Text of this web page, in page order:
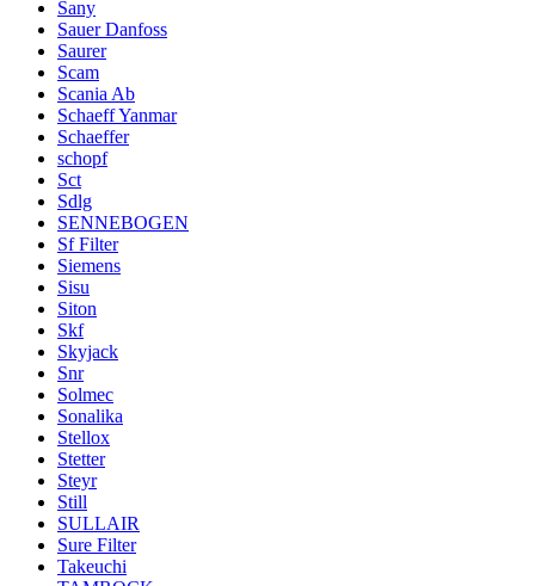
Sany
Sauer Danfoss
Saurer
Scam
Scania Ab
Schaeff Yanmar
Schaeffer
schopf
Sct
Sdlg
SENNEBOGEN
Sf Filter
Siemens
Sisu
Siton
Skf
Skyjack
Snr
Solmec
Sonalika
Stellox
Stetter
Steyr
Still
SULLAIR
Sure Filter
Takeuchi